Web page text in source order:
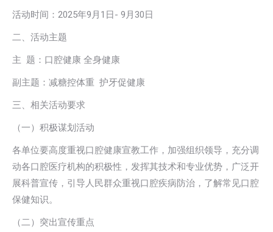
活动时间：2025年9月1日- 9月30日
二、活动主题
主 题：口腔健康 全身健康
副主题：减糖控体重 护牙促健康
三、相关活动要求
（一）积极谋划活动
各单位要高度重视口腔健康宣教工作，加强组织领导，充分调
动各口腔医疗机构的积极性，发挥其技术和专业优势，广泛开
展科普宣传，引导人民群众重视口腔疾病防治，了解常见口腔
保健知识。
（二）突出宣传重点